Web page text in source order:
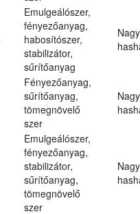
Emulgeálószer,
fényezőanyag,
habosítószer,
stabilizátor,
sűrítőanyag
Fényezőanyag,
sűrítőanyag,
tömegnövelő
szer
Emulgeálószer,
fényezőanyag,
stabilizátor,
sűrítőanyag,
tömegnövelő
szer